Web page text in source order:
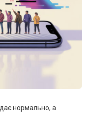
нормально, а